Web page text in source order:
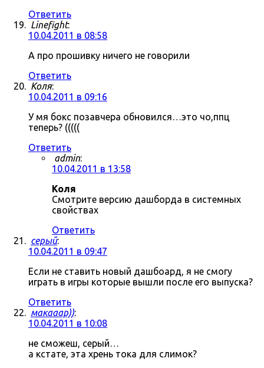
Ответить
Linefight:
10.04.2011 в 08:58
А про прошивку ничего не говорили
Ответить
Коля:
10.04.2011 в 09:16
У мя бокс позавчера обновился…это чо,ппц
теперь? (((((
Ответить
admin:
10.04.2011 в 13:58
Коля
Смотрите версию дашборда в системных
свойствах
Ответить
серый:
10.04.2011 в 09:47
Если не ставить новый дашбоард, я не смогу
играть в игры которые вышли после его выпуска?
Ответить
макааар)):
10.04.2011 в 10:08
не сможеш, серый…
а кстате, эта хрень тока для слимок?